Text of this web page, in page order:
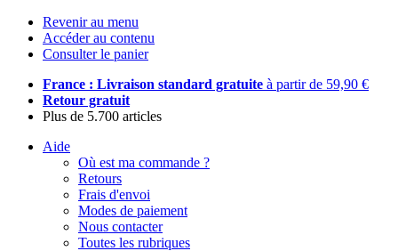
Revenir au menu
Accéder au contenu
Consulter le panier
France : Livraison standard gratuite à partir de 59,90 €
Retour gratuit
Plus de 5.700 articles
Aide
Où est ma commande ?
Retours
Frais d'envoi
Modes de paiement
Nous contacter
Toutes les rubriques